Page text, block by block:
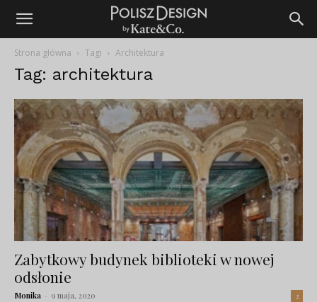
Strona główna Tagi Architektura
Tag: architektura
Zabytkowy budynek biblioteki w nowej
odsłonie
Monika - 9 maja, 2020 2